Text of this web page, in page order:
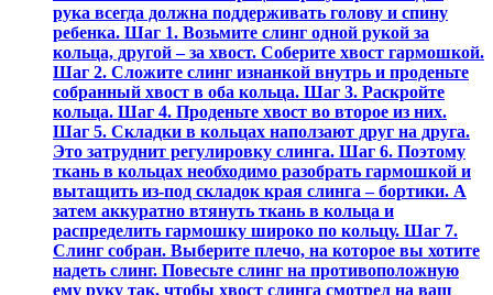
рука всегда должна поддерживать голову и спину
ребенка. Шаг 1. Возьмите слинг одной рукой за
кольца, другой – за хвост. Соберите хвост гармошкой.
Шаг 2. Сложите слинг изнанкой внутрь и проденьте
собранный хвост в оба кольца. Шаг 3. Раскройте
кольца. Шаг 4. Проденьте хвост во второе из них.
Шаг 5. Складки в кольцах наползают друг на друга.
Это затруднит регулировку слинга. Шаг 6. Поэтому
ткань в кольцах необходимо разобрать гармошкой и
вытащить из-под складок края слинга – бортики. А
затем аккуратно втянуть ткань в кольца и
распределить гармошку широко по кольцу. Шаг 7.
Слинг собран. Выберите плечо, на которое вы хотите
надеть слинг. Повесьте слинг на противоположную
ему руку так, чтобы хвост слинга смотрел на ваш